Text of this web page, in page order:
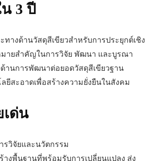
3 ปี
ทางด้านวัสดุสีเขียวสำหรับการประยุกต์เชิง
มายสำคัญในการวิจัย พัฒนา และบูรณา
านการพัฒนาต่อยอดวัสดุสีเขียวฐาน
ยีสะอาดเพื่อสร้างความยั่งยืนในสังคม
เด่น
วิจัยและนวัตกรรม
งพื้นฐานที่พร้อมรับการเปลี่ยนแปลง ส่ง